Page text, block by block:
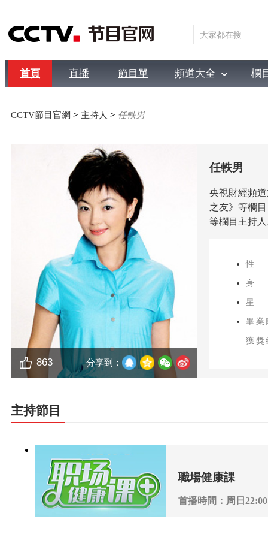
首頁 直播 節目單 頻道大全 欄
綜合 新聞 財經 綜藝 中文國際
CCTV節目官網 > 主持人 > 任軼男
863 分享到：
任軼男
央視財經頻
之友》等欄
等欄目主持
性
身
星
畢業
獲獎
主持節目
職場健康課
首播時間：周日22:00